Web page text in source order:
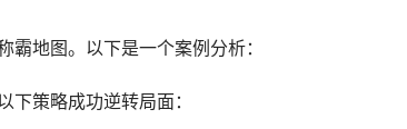
地图。以下是一个案例分析：
策略成功逆转局面：